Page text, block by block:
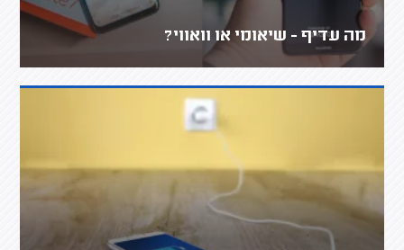
מה עדיף - שיאומי או וואווי?